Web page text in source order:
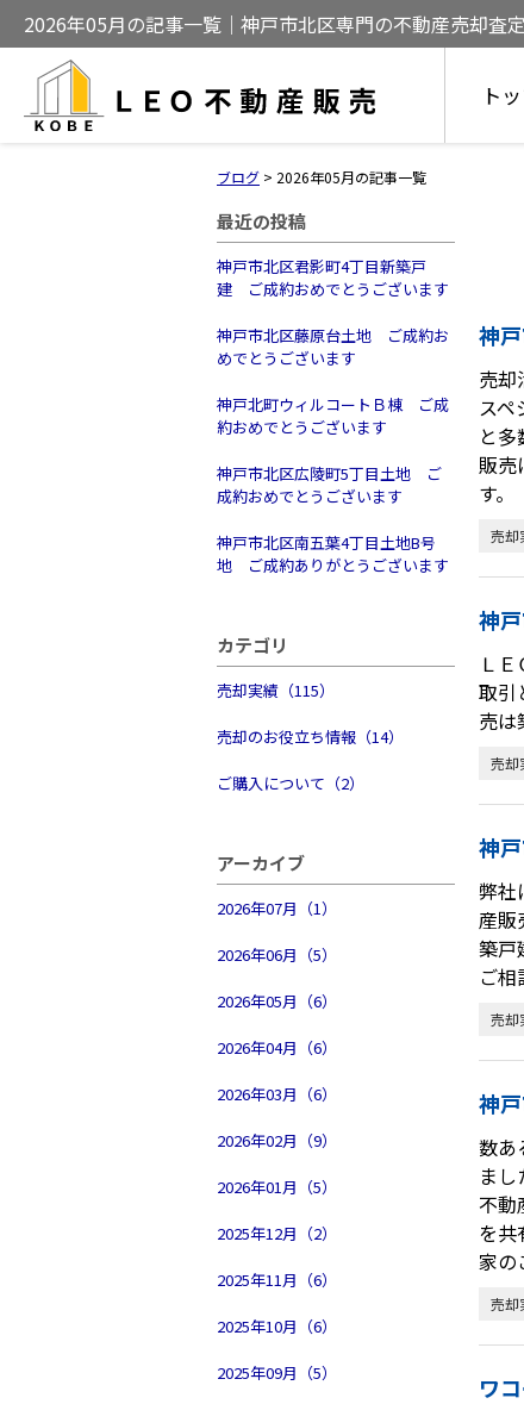
2026年05月の記事一覧｜神戸市北区専門の不動産売却
売却をサポート
ト
ブログ > 2026年05月の記事一覧
最近の投稿
神戸市北区君影町4丁目新築戸
建 ご成約おめでとうございます
神戸市北区藤原台土地 ご成約お
めでとうございます
神戸北町ウィルコートＢ棟 ご成
約おめでとうございます
神戸市北区広陵町5丁目土地 ご
成約おめでとうございます
神戸市北区南五葉4丁目土地B号
地 ご成約ありがとうございます
カテゴリ
売却実績（115）
売却のお役立ち情報（14）
ご購入について（2）
アーカイブ
2026年07月（1）
2026年06月（5）
2026年05月（6）
2026年04月（6）
2026年03月（6）
2026年02月（9）
2026年01月（5）
2025年12月（2）
2025年11月（6）
2025年10月（6）
2025年09月（5）
神
売却
スペ
と
販売
す。
売却
神
Ｌ
取引
売は
売却
神
弊社
産販
築戸
ご相
売却
神
数あ
ま
不動
を共
家の
売却
ワ